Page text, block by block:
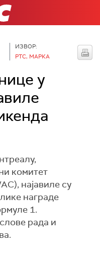
ИЗВОР:
РТС, МАРКА
у
комитет
најавиле су
награде
1.
рада и